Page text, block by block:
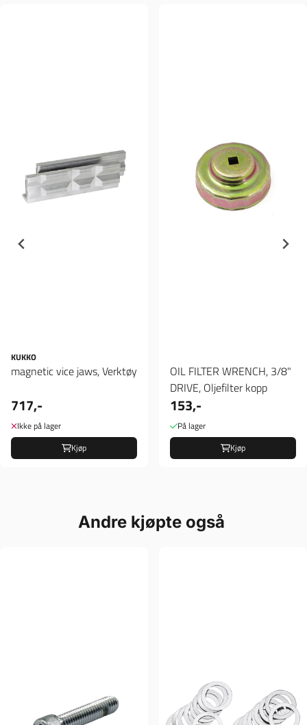
KUKKO
magnetic vice jaws, Verktøy
717,-
Ikke på lager
Kjøp
OIL FILTER WRENCH, 3/8"
DRIVE, Oljefilter kopp
153,-
På lager
Kjøp
Andre kjøpte også